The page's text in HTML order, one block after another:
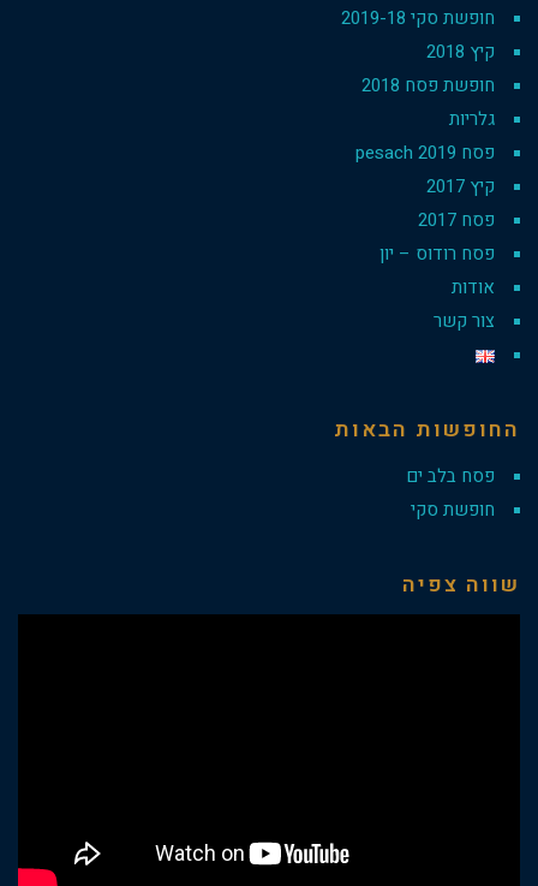
חופשת סקי 2019-18
קיץ 2018
חופשת פסח 2018
גלריות
פסח 2019 pesach
קיץ 2017
פסח 2017
פסח רודוס – יון
אודות
צור קשר
החופשות הבאות
פסח בלב ים
חופשת סקי
שווה צפיה